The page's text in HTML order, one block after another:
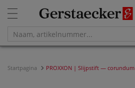
Startpagina PROXXON | Slijpstift — corundum